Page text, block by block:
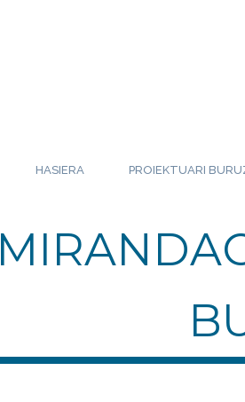
HASIERA PROIEKTUARI